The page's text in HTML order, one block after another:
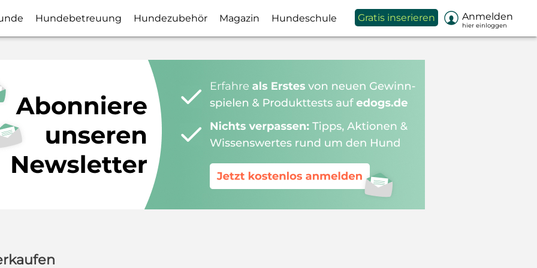
Hundebetreuung Hundezubehör Magazin Hundeschule Gratis inserieren  Anmelden
hier einloggen